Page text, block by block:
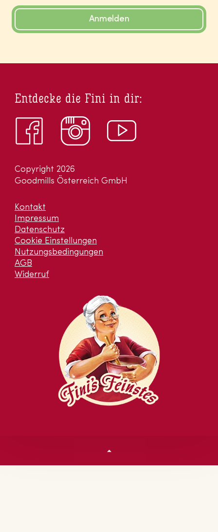
Anmelden
Copyright 2026
Goodmills Österreich GmbH
Kontakt
Impressum
Datenschutz
Cookie Einstellungen
Nutzungsbedingungen
AGB
Widerruf
Entdecke die Fini in dir: